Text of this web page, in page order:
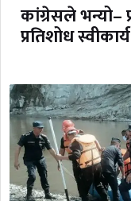
कांग्रेसले भन्यो–
प्रतिशोध